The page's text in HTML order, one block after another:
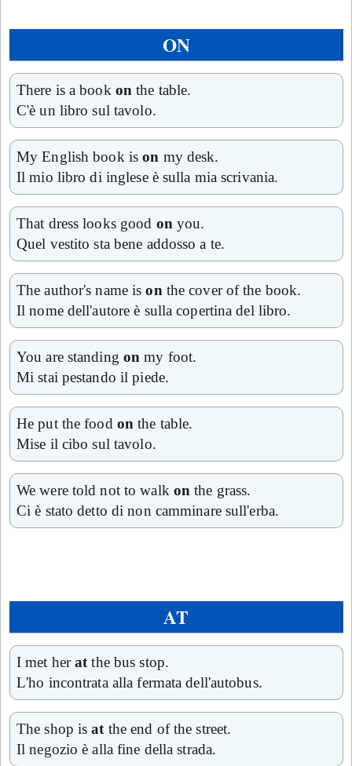
ON
There is a book on the table.
C'è un libro sul tavolo.
My English book ison my desk.
Il mio libro di inglese è sulla mia scrivania.
That dress looks good on you.
Quel vestito sta bene addosso a te.
The author's name ison the cover of the book.
Il nome dell'autore è sulla copertina del libro.
You are standing on my foot.
Mi stai pestando il piede.
He put the food on the table.
Mise il cibo sul tavolo.
We were told not to walk on the grass.
Ci è stato detto di non camminare sull'erba.
AT
I met herat the bus stop.
L'ho incontrata alla fermata dell'autobus.
The shop isat the end of the street.
Il negozio è alla fine della strada.